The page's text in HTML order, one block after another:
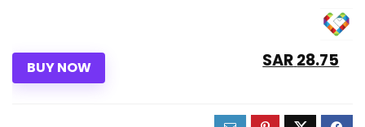
BUY NOW 28.75 SAR